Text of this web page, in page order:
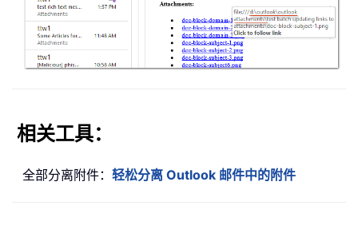
相关工具：
全部分离附件： 轻松分离 Outlook 邮件中的附件